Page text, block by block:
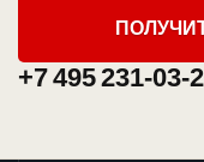
+7 495 231-03-